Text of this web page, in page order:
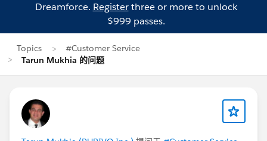
Dreamforce. Registerthree or more to unlock
$999 passes.
Topics
#Customer Service
Tarun Mukhia 的问题